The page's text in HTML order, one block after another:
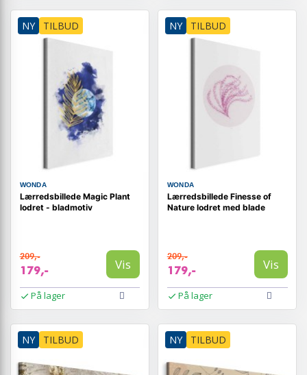
NY TILBUD
WONDA
Lærredsbillede Magic Plant
lodret - bladmotiv
209,-
179,- Vis
På lager
NY TILBUD
WONDA
Lærredsbillede Finesse of
Nature lodret med blade
209,-
179,- Vis
På lager
NY TILBUD NY TILBUD